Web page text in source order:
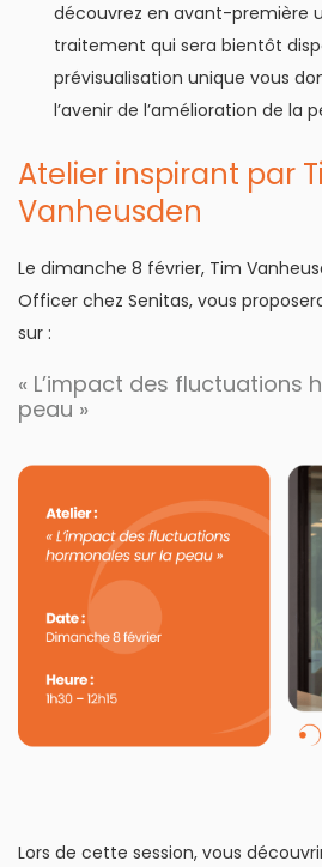
découvrez en avant-première
traitement qui sera bientôt
prévisualisation unique vous
l’avenir de l’amélioration de la
Atelier inspirant par
Vanheusden
Le dimanche 8 février, Tim
Officer chez Senitas, vous
sur :
« L’impact des fluctuations
peau »
Lors de cette session, vous